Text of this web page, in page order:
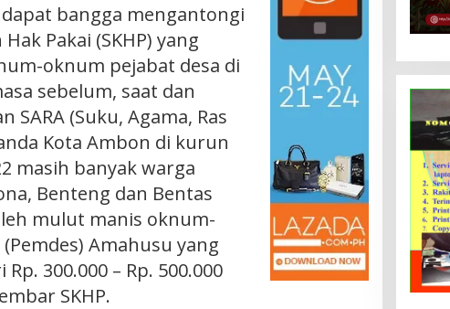
bangga mengantongi
Pakai (SKHP) yang
oknum pejabat desa di
sebelum, saat dan
(Suku, Agama, Ras
Kota Ambon di kurun
masih banyak warga
Benteng dan Bentas
mulut manis oknum-
Amahusu yang
300.000 – Rp. 500.000
SKHP.